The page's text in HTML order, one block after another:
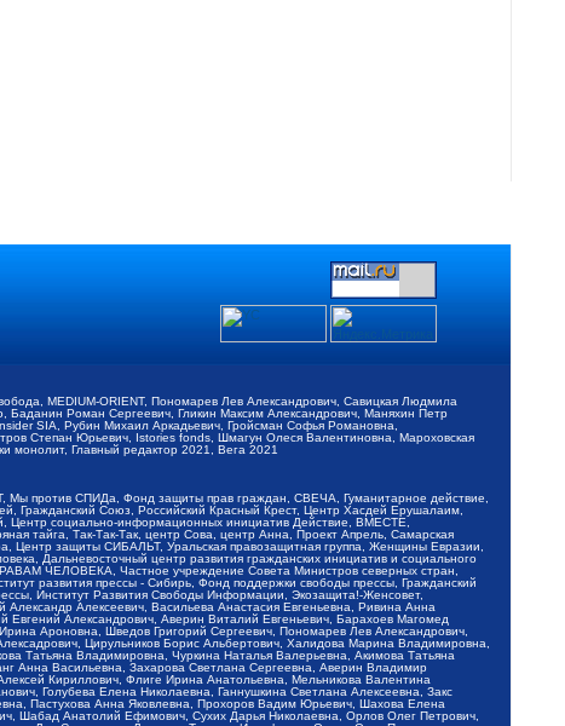
MEDIUM-ORIENT, Пономарев Лев Александрович, Савицкая Людмила
Баданин Роман Сергеевич, Гликин Максим Александрович, Маняхин Петр
SIA, Рубин Михаил Аркадьевич, Гройсман Софья Романовна,
Степан Юрьевич, Istories fonds, Шмагун Олеся Валентиновна, Мароховская
Главный редактор 2021, Вега 2021
Мы против СПИДа, Фонд защиты прав граждан, СВЕЧА, Гуманитарное действие,
Гражданский Союз, Российский Красный Крест, Центр Хасдей Ерушалаим,
Центр социально-информационных инициатив Действие, ВМЕСТЕ,
тайга, Так-Так-Так, центр Сова, центр Анна, Проект Апрель, Самарская
Центр защиты СИБАЛЬТ, Уральская правозащитная группа, Женщины Евразии,
Дальневосточный центр развития гражданских инициатив и социального
ЧЕЛОВЕКА, Частное учреждение Совета Министров северных стран,
развития прессы - Сибирь, Фонд поддержки свободы прессы, Гражданский
Институт Развития Свободы Информации, Экозащита!-Женсовет,
Алексеевич, Васильева Анастасия Евгеньевна, Ривина Анна
Александрович, Аверин Виталий Евгеньевич, Барахоев Магомед
Ароновна, Шведов Григорий Сергеевич, Пономарев Лев Александрович,
Цирульников Борис Альбертович, Халидова Марина Владимировна,
Татьяна Владимировна, Чуркина Наталья Валерьевна, Акимова Татьяна
Анна Васильевна, Захарова Светлана Сергеевна, Аверин Владимир
Кириллович, Флиге Ирина Анатольевна, Мельникова Валентина
Голубева Елена Николаевна, Ганнушкина Светлана Алексеевна, Закс
Пастухова Анна Яковлевна, Прохоров Вадим Юрьевич, Шахова Елена
Шабад Анатолий Ефимович, Сухих Дарья Николаевна, Орлов Олег Петрович,